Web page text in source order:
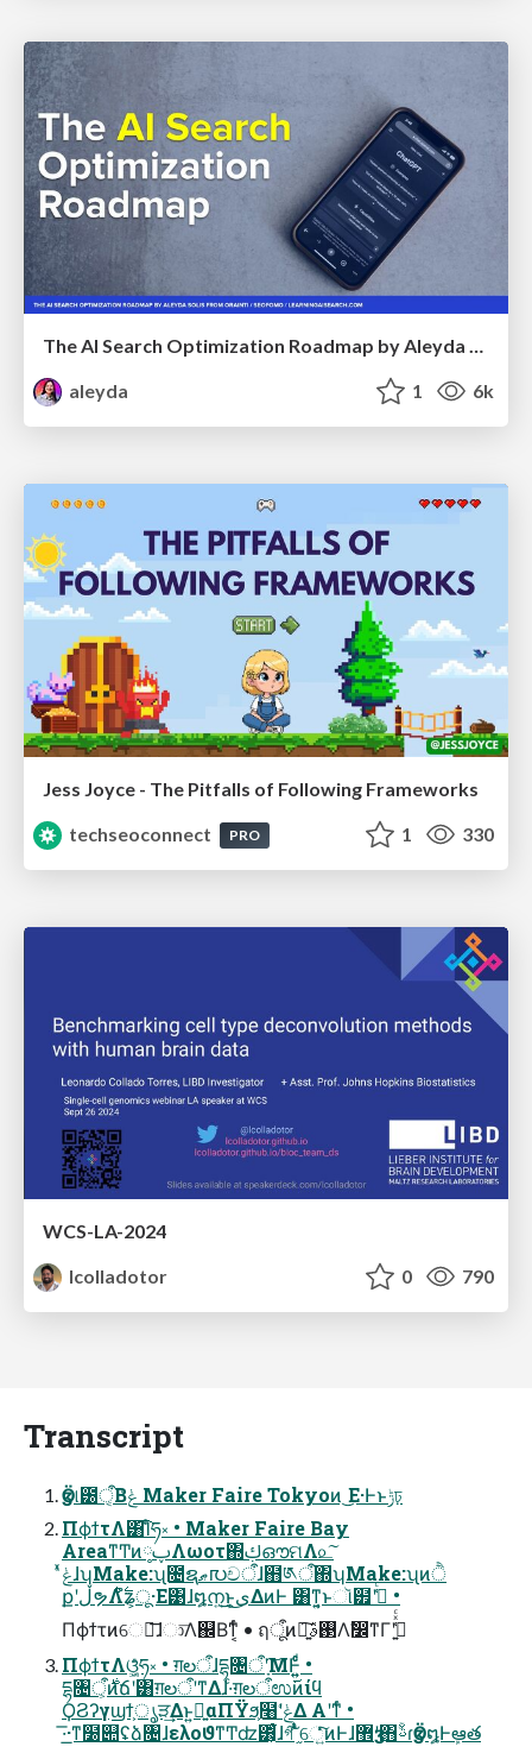
The AI Search Optimization Roadmap by Aleyda Solis
aleyda
1 6k
Jess Joyce - The Pitfalls of Following Frameworks
techseoconnect
PRO 1 330
WCS-LA-2024
lcolladotor
0 790
Transcript
ӡӦ୲౰ऀ͔Βݟͨ Maker Faire Tokyoͷ ͜Ε·Ͱͱݱঢ়
ΠϕϯτΛ͸͡Ίͨཧ༝ • Maker Faire Bay
AreaͳͲͷ༷ࢠΛωοτ΍ࢴഔମΛ௨͠
քʹڵຯΛ࣋ͭํʑ͕ू·Ε͹ɺ໘ന͍͜ͱ͕ى͜ΔͷͰ ͸ͳ͍͔ͱૉ๿ʹߟ͑ͨ •
Πϕϯτͷେม͞ɺා͞Λ஌Βͳ͔ͬͨ • ฤूऀͷ৽͍͠࢓ࣄΛࣗ෼ͳΓʹߟ͍͑ͯͨ
ΠϕϯτΛଓ͚͖ͯͨཧ༝ • ग़లऀɺདྷ৔ऀʹָ͠ΜͰ͍͍ͨͩͨ •
དྷ৔ऀ͕࣍ͷճʹ͸ग़లऀʹͳΔɺ·ͨग़లऀಉ࢜ͷίϥ
ϘϨʔγϣϯ͕ൃੜ͢Δͱ͍͏ྑ͍αΠΫϧ͕໨ʹݟ͑Δ Α͏ʹͳͬͨ •
͞·͟·ͳ໰୊ʢձ৔ɺελοϑͳͲʣ͸͕͋ͬͨɺগ͠ ֦ͣͭେ͍ͯͬͨ͠ͷͰɺ޾ӡʹ΋ࢿۚɾӡӦ໘Ͱܾఆత